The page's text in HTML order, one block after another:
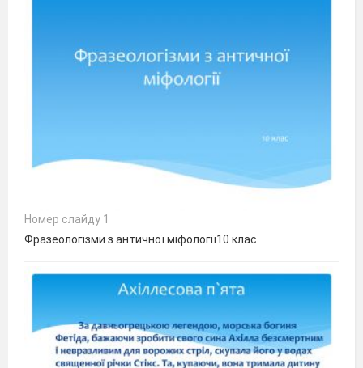
Номер слайду 1
Фразеологізми з античної міфології10 клас